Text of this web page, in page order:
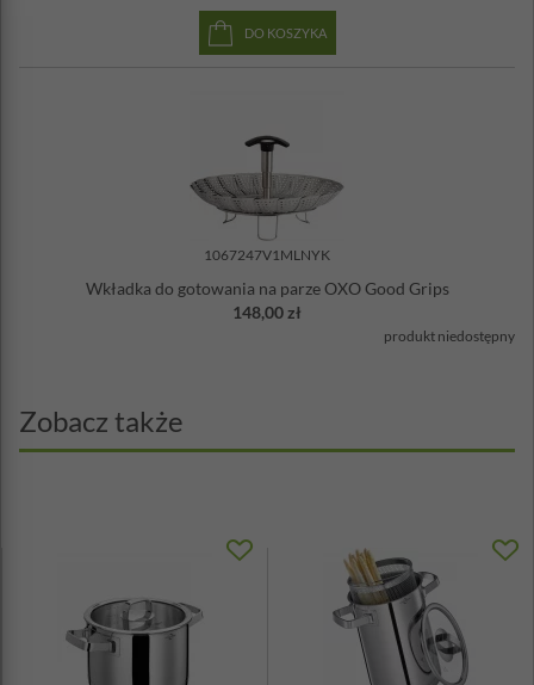
DO KOSZYKA
1067247V1MLNYK
Wkładka do gotowania na parze OXO Good Grips
148,00 zł
produkt niedostępny
Zobacz także